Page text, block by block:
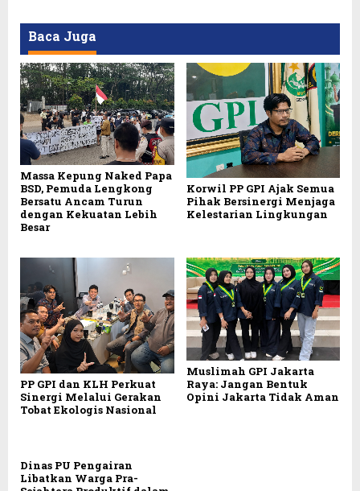
Baca Juga
Massa Kepung Naked Papa
BSD, Pemuda Lengkong
Bersatu Ancam Turun
dengan Kekuatan Lebih
Besar
Korwil PP GPI Ajak Semua
Pihak Bersinergi Menjaga
Kelestarian Lingkungan
PP GPI dan KLH Perkuat
Sinergi Melalui Gerakan
Tobat Ekologis Nasional
Muslimah GPI Jakarta
Raya: Jangan Bentuk
Opini Jakarta Tidak Aman
Dinas PU Pengairan
Libatkan Warga Pra-